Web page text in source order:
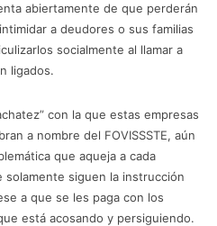
abiertamente de que perderán
a deudores o sus familias
socialmente al llamar a
ligados.
con la que estas empresas
a nombre del FOVISSSTE, aún
que aqueja a cada
siguen la instrucción
a que se les paga con los
está acosando y persiguiendo.